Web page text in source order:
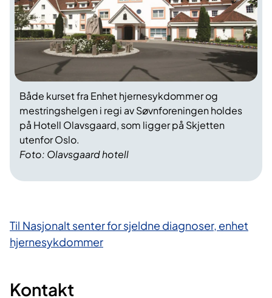
Foto: Olavsgaard hotell
Både kurset fra Enhet hjernesykdommer og
mestringshelgen i regi av Søvnforeningen holdes
på Hotell Olavsgaard, som ligger på Skjetten
utenfor Oslo.
Til Nasjonalt senter for sjeldne diagnoser, enhet
hjernesykdommer
Kontakt